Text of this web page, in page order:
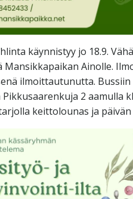
käynnistyy jo 18.9.
Mansikkapaikan Ainolle.
ilmoittautunutta.
2 aamulla
keittolounas ja